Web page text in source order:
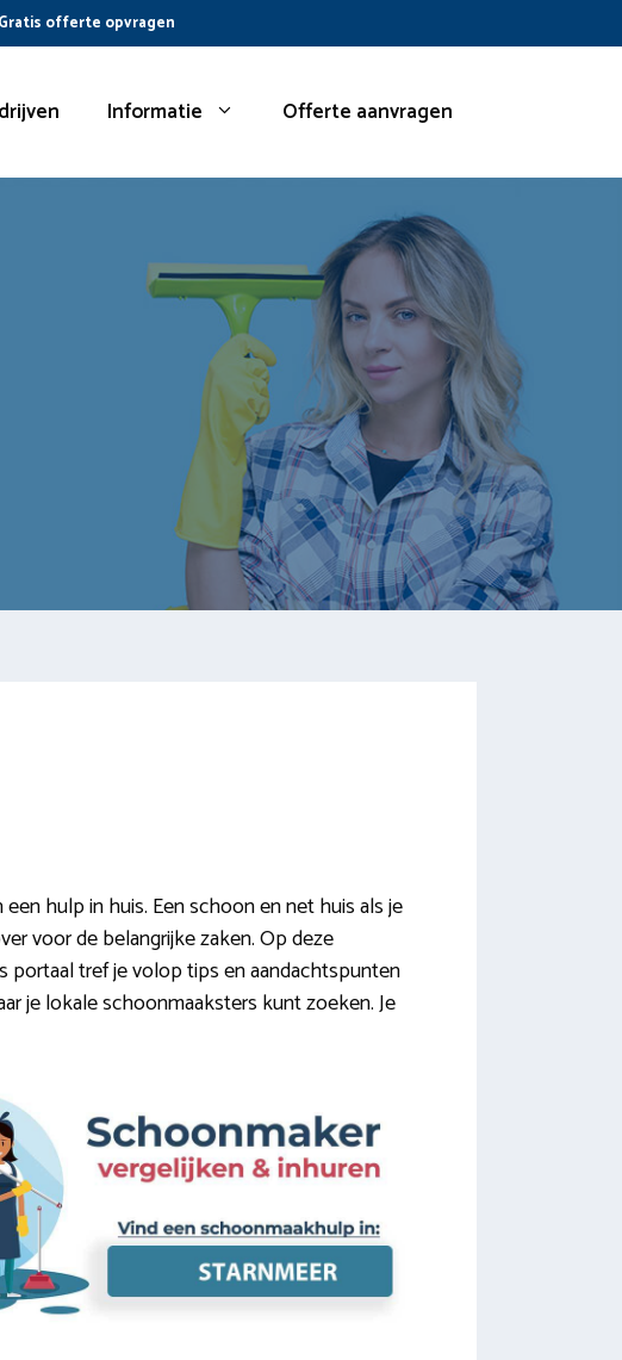
offerte opvragen
Informatie Offerte aanvragen
hulp in huis. Een schoon en net huis als je
voor de belangrijke zaken. Op deze
portaal tref je volop tips en aandachtspunten
je lokale schoonmaaksters kunt zoeken. Je